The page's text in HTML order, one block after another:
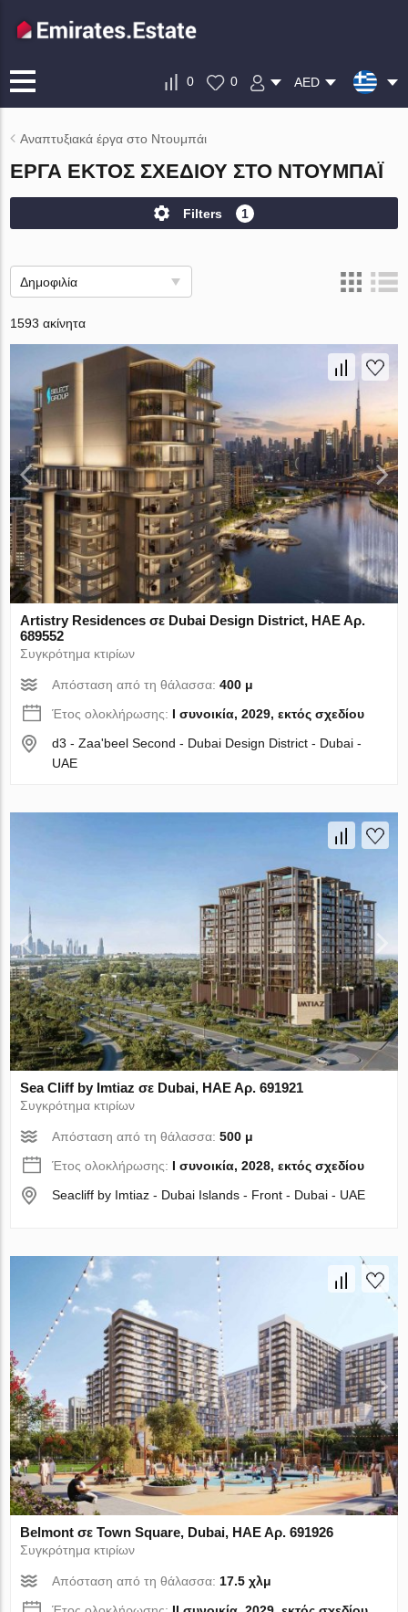
0 0 AED
Αναπτυξιακά έργα στο Ντουμπάι
ΈΡΓΑ ΕΚΤΌΣ ΣΧΕΔΊΟΥ ΣΤΟ ΝΤΟΥΜΠΆΙ
Filters 1
Δημοφιλία
1593 ακίνητα
Artistry Residences σε Dubai Design District, ΗΑΕ Αρ.
689552
Συγκρότημα κτιρίων
Απόσταση από τη θάλασσα:400 μ
Έτος ολοκλήρωσης: I συνοικία, 2029, εκτός σχεδίου
d3 - Zaa'beel Second - Dubai Design District - Dubai -
UAE
Sea Cliff by Imtiaz σε Dubai, ΗΑΕ Αρ. 691921
Συγκρότημα κτιρίων
Απόσταση από τη θάλασσα:500 μ
Έτος ολοκλήρωσης: I συνοικία, 2028, εκτός σχεδίου
Seacliff by Imtiaz - Dubai Islands - Front - Dubai - UAE
Belmont σε Town Square, Dubai, ΗΑΕ Αρ. 691926
Συγκρότημα κτιρίων
Απόσταση από τη θάλασσα: 17.5 χλμ